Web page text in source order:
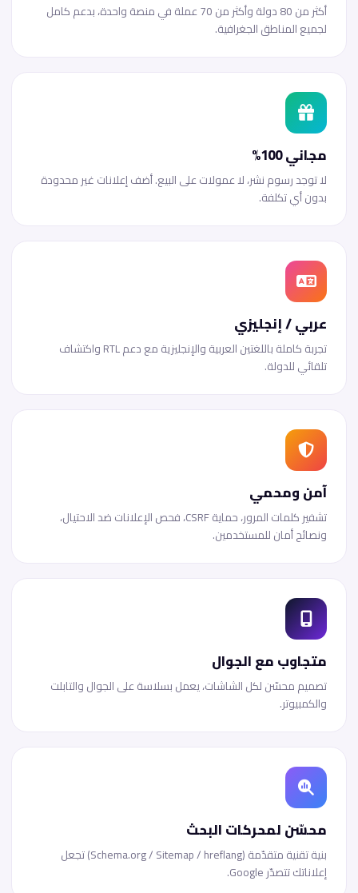
أكثر من 80 دولة وأكثر من 70 عملة في منصة واحدة، بدعم كامل
لجميع المناطق الجغرافية.
مجاني 100%
لا توجد رسوم نشر، لا عمولات على البيع. أضف إعلانات غير محدودة
بدون أي تكلفة.
عربي / إنجليزي
تجربة كاملة باللغتين العربية والإنجليزية مع دعم RTL واكتشاف
تلقائي للدولة.
آمن ومحمي
تشفير كلمات المرور، حماية CSRF، فحص الإعلانات ضد الاحتيال،
ونصائح أمان للمستخدمين.
متجاوب مع الجوال
تصميم محسّن لكل الشاشات، يعمل بسلاسة على الجوال والتابلت
والكمبيوتر.
محسّن لمحركات البحث
بنية تقنية متقدّمة (Schema.org / Sitemap / hreflang) تجعل
إعلاناتك تتصدّر Google.